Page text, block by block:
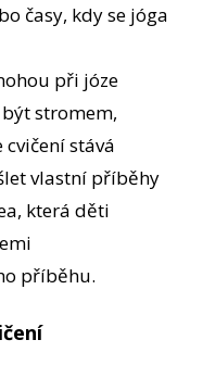
časy, kdy se jóga
při józe
stromem,
stává
vlastní příběhy
která děti
příběhu.